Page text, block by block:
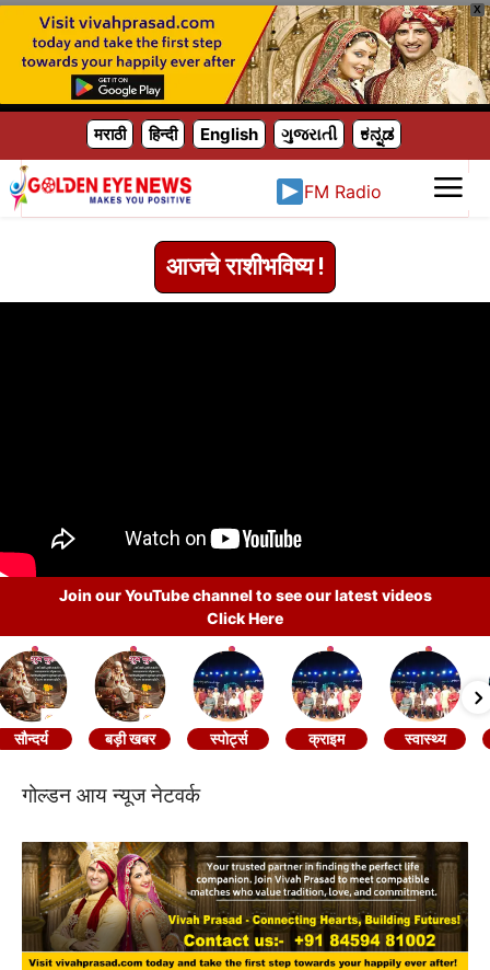
X
मराठी हिन्दी English ગુજરાતી ಕನ್ನಡ
FM Radio
आजचे राशीभविष्य !
Join our YouTube channel to see our latest videos
Click Here
सौन्दर्य बड़ी खबर स्पोर्ट्स क्राइम स्वास्थ्य
गोल्डन आय न्यूज नेटवर्क